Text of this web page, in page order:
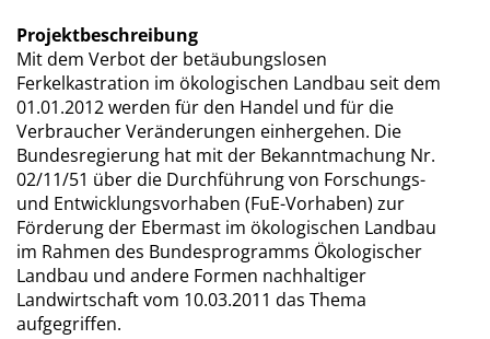
Projektbeschreibung
Mit dem Verbot der betäubungslosen
Ferkelkastration im ökologischen Landbau seit dem
01.01.2012 werden für den Handel und für die
Verbraucher Veränderungen einhergehen. Die
Bundesregierung hat mit der Bekanntmachung Nr.
02/11/51 über die Durchführung von Forschungs-
und Entwicklungsvorhaben (FuE-Vorhaben) zur
Förderung der Ebermast im ökologischen Landbau
im Rahmen des Bundesprogramms Ökologischer
Landbau und andere Formen nachhaltiger
Landwirtschaft vom 10.03.2011 das Thema
aufgegriffen.